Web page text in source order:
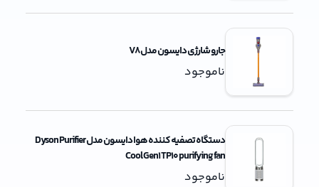
جارو شارژی دایسون مدل V8
ناموجود
دستگاه تصفیه کننده هوا دایسون مدل Dyson Purifier
Cool Gen1 TP10 purifying fan
ناموجود